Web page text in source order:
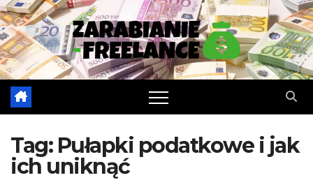
Skip
to
content
Tag: Pułapki podatkowe i jak
ich uniknąć